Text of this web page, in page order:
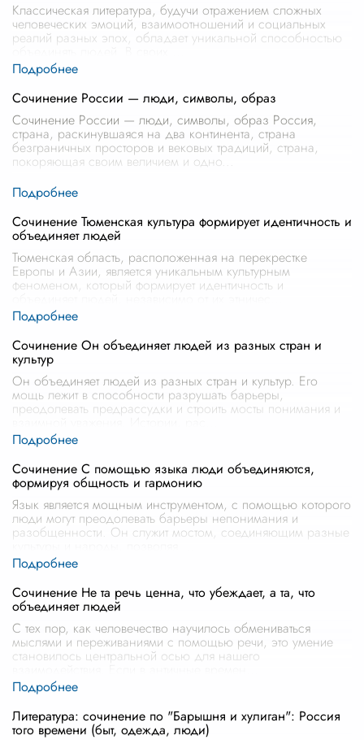
Классическая литература, будучи отражением сложных
человеческих эмоций, взаимоотношений и социальных
реалий разных эпох, обладает уникальной способностью
Сочинение России — люди, символы, образ
Сочинение России — люди, символы, образ Россия,
страна, раскинувшаяся на два континента, страна
безграничных просторов и вековых традиций, страна,
покоряющая своим величием и одно
Сочинение Тюменская культура формирует идентичность и
объединяет людей
Тюменская область, расположенная на перекрестке
Европы и Азии, является уникальным культурным
феноменом, который формирует идентичность и
Сочинение Он объединяет людей из разных стран и
культур
Он объединяет людей из разных стран и культур. Его
мощь лежит в способности разрушать барьеры,
преодолевать предрассудки и строить мосты понимания и
Сочинение С помощью языка люди объединяются,
формируя общность и гармонию
Язык является мощным инструментом, с помощью которого
люди могут преодолевать барьеры непонимания и
разобщенности. Он служит мостом, соединяющим разные
Сочинение Не та речь ценна, что убеждает, а та, что
объединяет людей
С тех пор, как человечество научилось обмениваться
мыслями и переживаниями с помощью речи, это умение
становилось центральной осью для нашего
Литература: сочинение по "Барышня и хулиган": Россия
того времени (быт, одежда, люди)